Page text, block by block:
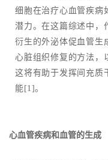
细胞在治疗心血管疾病
潜力。在这篇综述中，
衍生的外泌体促血管生
心脏组织修复的方法，
这将有助于发挥间充质
能[1]。
心血管疾病和血管的生成